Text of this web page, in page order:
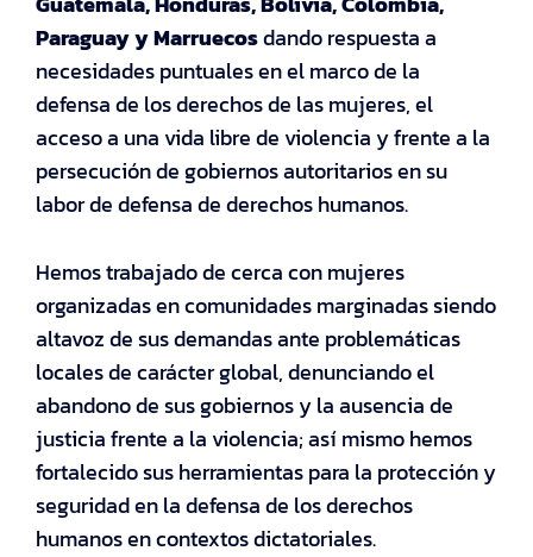
Paraguay y Marruecosdando respuesta a
necesidades puntuales en el marco de la
defensa de los derechos de las mujeres, el
acceso a una vida libre de violencia y frente a la
persecución de gobiernos autoritarios en su
labor de defensa de derechos humanos.
Hemos trabajado de cerca con mujeres
organizadas en comunidades marginadas siendo
altavoz de sus demandas ante problemáticas
locales de carácter global, denunciando el
abandono de sus gobiernos y la ausencia de
justicia frente a la violencia; así mismo hemos
fortalecido sus herramientas para la protección y
seguridad en la defensa de los derechos
humanos en contextos dictatoriales.